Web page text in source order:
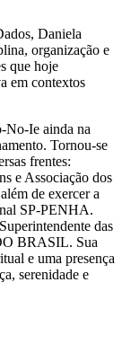
Daniela
organização e
que hoje
em contextos
No-Ie ainda na
Tornou-se
frentes:
e Associação dos
de exercer a
SP-PENHA.
das
BRASIL. Sua
e uma presença
serenidade e